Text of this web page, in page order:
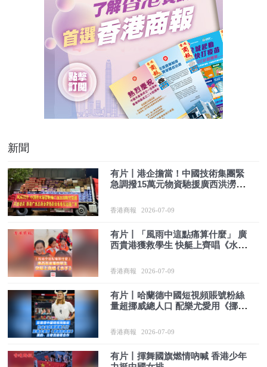
新聞
有片丨港企擔當！中國技術集團緊
急調撥15萬元物資馳援廣西洪澇災
香港商報 2026-07-09
有片丨「風雨中這點痛算什麼」 廣
西貴港獲救學生 快艇上齊唱《水
香港商報 2026-07-09
有片丨哈蘭德中國短視頻賬號粉絲
量超挪威總人口 配樂尤愛用《挪威
香港商報 2026-07-09
有片丨揮舞國旗燃情吶喊 香港少年